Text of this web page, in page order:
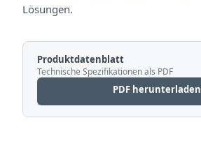
Lösungen.
Produktdatenblatt
Technische Spezifikationen als PDF
PDF herunterladen